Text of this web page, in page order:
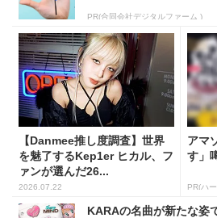
PR(合同会社デジタルファーム )
【Danmee推し度調査】世界
を魅了するKep1er ヒカル、フ
ァンが選んだ26...
2026.07.22
アマ
す」
PR(ハ
KARAの名曲が新たな姿